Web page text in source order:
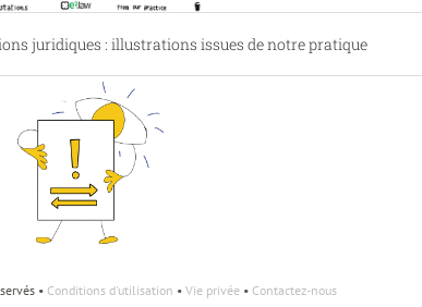
juridiques : illustrations issues de notre pratique
peut-il être visuel?
• Conditions d'utilisation • Vie privée• Contactez-nous